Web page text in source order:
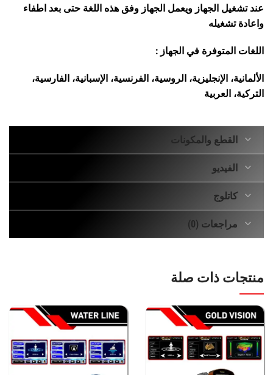
عند تشغيل الجهاز ويعمل الجهاز وفق هذه اللغة حتى بعد اطفاء
واعادة تشغيله
اللغات المتوفرة في الجهاز :
الألمانية، الإنجليزية، الروسية، الفرنسية، الإسبانية، الفارسية،
التركية، العربية
القطع والمكونات
الفيديو
كاتلوج
مراجعات (0)
منتجات ذات صلة